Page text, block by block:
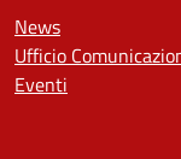
News
Ufficio
Eventi